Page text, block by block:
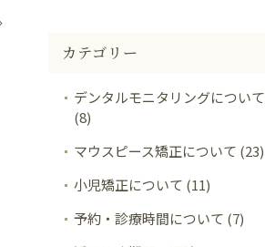
カテゴリー
デンタルモニタリングについて
(8)
マウスピース矯正について (23)
小児矯正について (11)
予約・診療時間について (7)